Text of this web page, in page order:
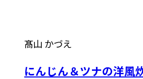
髙山 かづえ
にんじん＆ツナの洋風